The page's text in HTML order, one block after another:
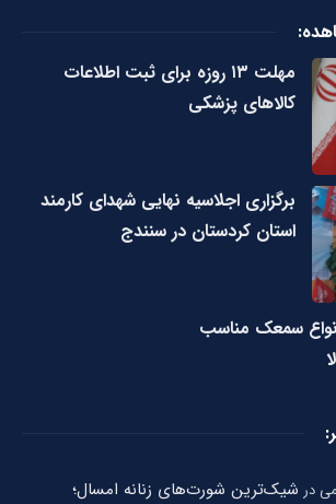
مهلت ۱۳ روزه برای ثبت اطلاعات
کالاهای پزشکی
برگزاری اجلاسیه نهایی شهدای کارمند
استان کردستان در سنندج
انواع سمعک مناسب
در شیک‌ترین شورت‌های زنانه امسال؛